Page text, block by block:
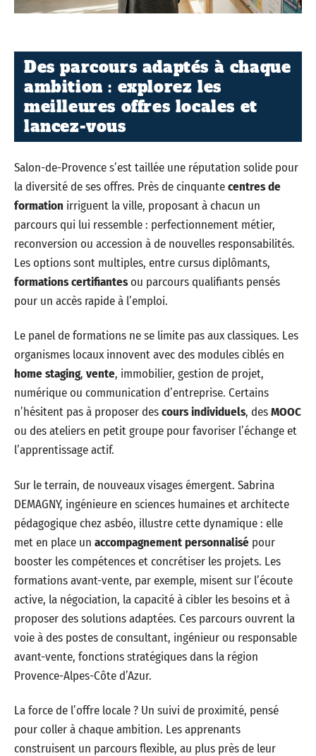
Des parcours adaptés à chaque
ambition : explorez les
meilleures offres locales et
lancez-vous
Salon-de-Provence s’est taillée une réputation solide pour
la diversité de ses offres. Près de cinquantecentres de
formation irriguent la ville, proposant à chacun un
parcours qui lui ressemble : perfectionnement métier,
reconversion ou accession à de nouvelles responsabilités.
Les options sont multiples, entre cursus diplômants,
formations certifiantesou parcours qualifiants pensés
pour un accès rapide à l’emploi.
Le panel de formations ne se limite pas aux classiques. Les
organismes locaux innovent avec des modules ciblés en
home staging, vente, immobilier, gestion de projet,
numérique ou communication d’entreprise. Certains
n’hésitent pas à proposer descours individuels, desMOOC
ou des ateliers en petit groupe pour favoriser l’échange et
l’apprentissage actif.
Sur le terrain, de nouveaux visages émergent. Sabrina
DEMAGNY, ingénieure en sciences humaines et architecte
pédagogique chez asbéo, illustre cette dynamique : elle
met en place un accompagnement personnalisé pour
booster les compétences et concrétiser les projets. Les
formations avant-vente, par exemple, misent sur l’écoute
active, la négociation, la capacité à cibler les besoins et à
proposer des solutions adaptées. Ces parcours ouvrent la
voie à des postes de consultant, ingénieur ou responsable
avant-vente, fonctions stratégiques dans la région
Provence-Alpes-Côte d’Azur.
La force de l’offre locale ? Un suivi de proximité, pensé
pour coller à chaque ambition. Les apprenants
construisent un parcours flexible, au plus près de leur